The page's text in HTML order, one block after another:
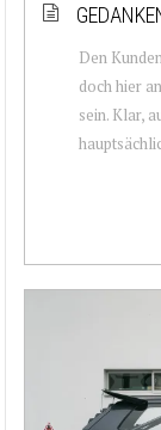
Den
doch hier
sein. Klar,